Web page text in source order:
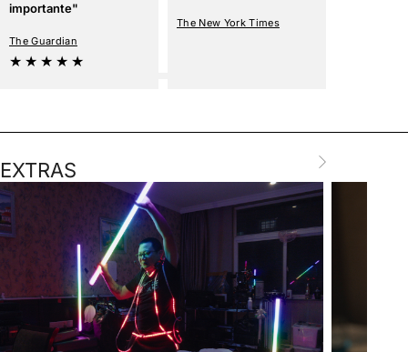
importante"
The Guardian
★ ★ ★ ★ ★
The New York Times
EXTRAS